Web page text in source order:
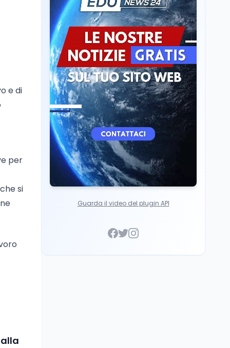
e di
per
si
Bari il 4 settembre per
celebrare il governo più
longevo dell’Italia
repubblicana
Cultura7 ago
Ravenna, il settembre
dantesco nel 705°
anniversario della morte
del Sommo Poeta
Cultura 7 ago
Franca Ghitti a Santa
Giulia: il quarto capitolo
dei Palcoscenici
Guarda il video del plugin API